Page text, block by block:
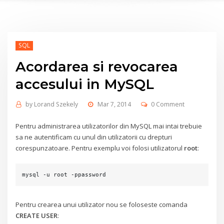
SQL
Acordarea si revocarea
accesului in MySQL
by Lorand Szekely Mar 7, 2014 0 Comment
Pentru administrarea utilizatorilor din MySQL mai intai trebuie
sa ne autentificam cu unul din utilizatorii cu drepturi
corespunzatoare. Pentru exemplu voi folosi utilizatorul root:
mysql -u root -ppassword
Pentru crearea unui utilizator nou se foloseste comanda
CREATE USER: